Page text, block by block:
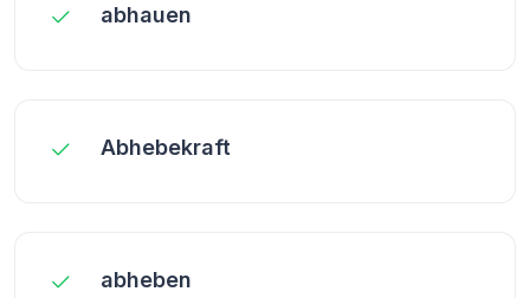
abhauen
Abhebekraft
abheben